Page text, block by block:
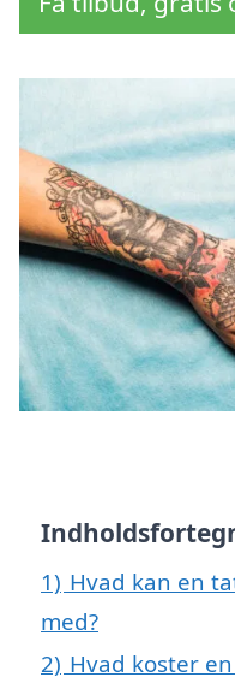
1) Hvad kan en
med?
2) Hvad koster